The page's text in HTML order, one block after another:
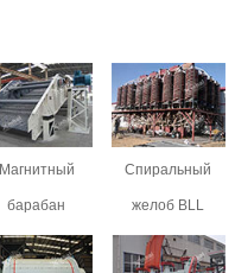
Магнитный
барабан
Спиральный
желоб BLL